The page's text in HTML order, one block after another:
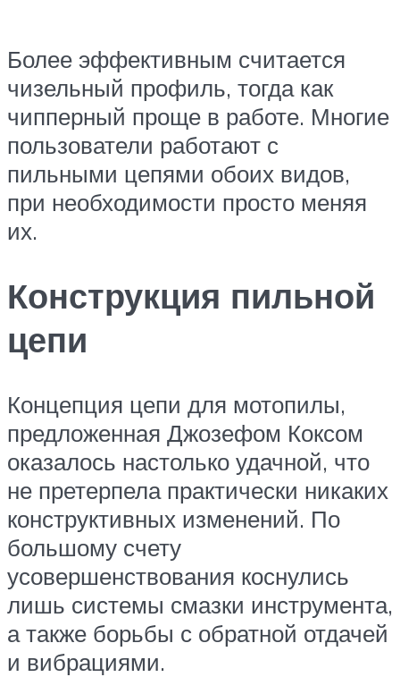
Более эффективным считается
чизельный профиль, тогда как
чипперный проще в работе. Многие
пользователи работают с
пильными цепями обоих видов,
при необходимости просто меняя
их.
Конструкция пильной
цепи
Концепция цепи для мотопилы,
предложенная Джозефом Коксом
оказалось настолько удачной, что
не претерпела практически никаких
конструктивных изменений. По
большому счету
усовершенствования коснулись
лишь системы смазки инструмента,
а также борьбы с обратной отдачей
и вибрациями.